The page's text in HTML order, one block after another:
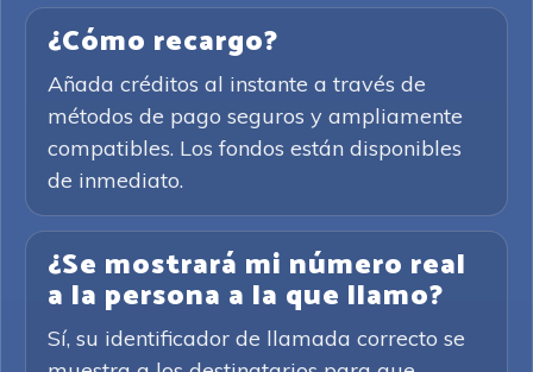
¿Cómo recargo?
Añada créditos al instante a través de
métodos de pago seguros y ampliamente
compatibles. Los fondos están disponibles
de inmediato.
¿Se mostrará mi número real
a la persona a la que llamo?
Sí, su identificador de llamada correcto se